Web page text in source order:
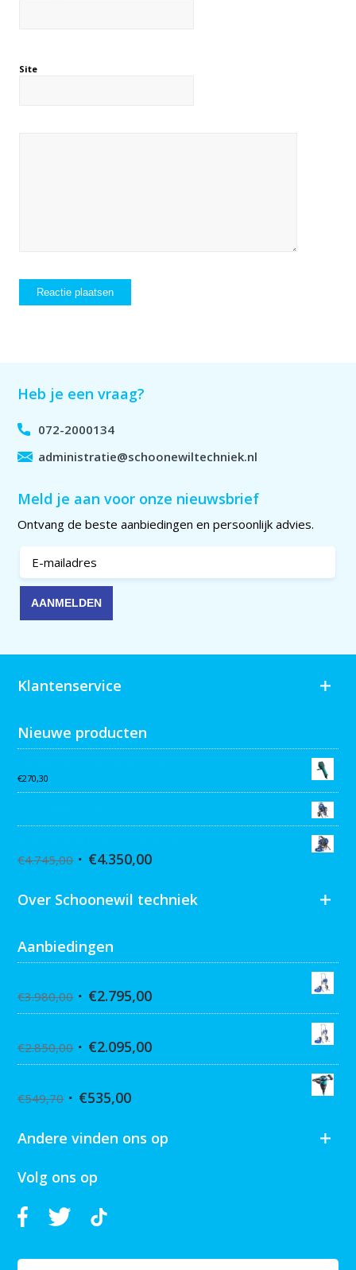
Site
Heb je een vraag?
072-2000134
administratie@schoonewiltechniek.nl
Meld je aan voor onze nieuwsbrief
Ontvang de beste aanbiedingen en persoonlijk advies.
Klantenservice
Nieuwe producten
€270,30
€4.745,00 €4.350,00
Over Schoonewil techniek
Aanbiedingen
€3.980,00 €2.795,00
€2.850,00 €2.095,00
€549,70 €535,00
Andere vinden ons op
Volg ons op